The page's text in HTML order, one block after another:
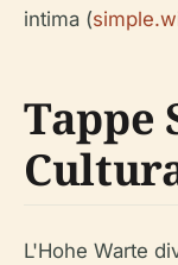
intima (
Tappe
L'Hohe Warte